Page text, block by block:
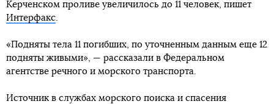
Керченском проливе увеличилось до 11 человек, пишет
Интерфакс.
«Подняты тела 11 погибших, по уточненным данным еще 12
подняты живыми», — рассказали в Федеральном
агентстве речного и морского транспорта.
Источник в службах морского поиска и спасения